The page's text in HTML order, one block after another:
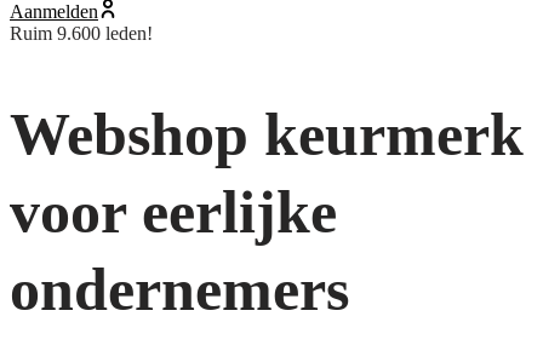
Aanmelden
Ruim 9.600 leden!
Webshop keurmerk
voor eerlijke
ondernemers